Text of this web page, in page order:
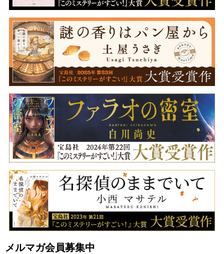
メルマガ会員募集中